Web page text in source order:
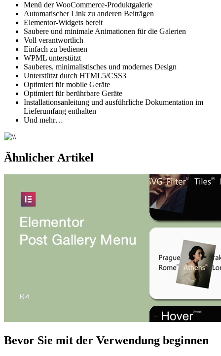
Menü der WooCommerce-Produktgalerie
Automatischer Link zu anderen Beiträgen
Elementor-Widgets bereit
Saubere und minimale Animationen für die Galerien
Voll verantwortlich
Einfach zu bedienen
WPML unterstützt
Sauberes, minimalistisches und modernes Design
Unterstützt durch HTML5/CSS3
Optimiert für mobile Geräte
Optimiert für berührbare Geräte
Installationsanleitung und ausführliche Dokumentation im
Lieferumfang enthalten
Und mehr…
Ähnlicher Artikel
Bevor Sie mit der Verwendung beginnen